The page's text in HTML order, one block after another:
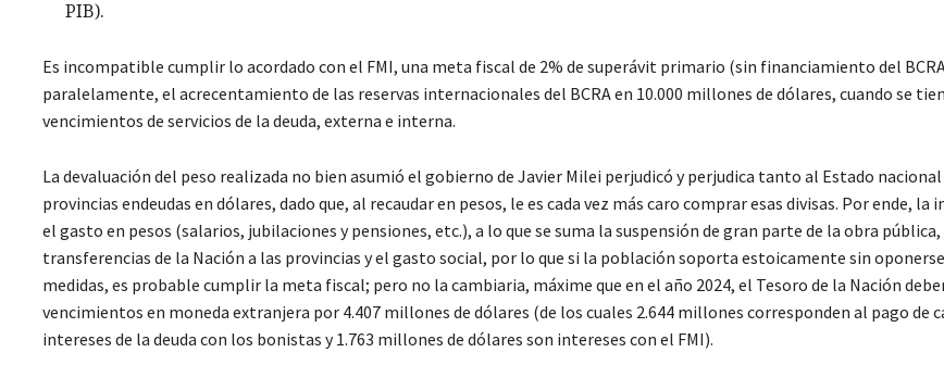
PIB).
Es incompatible cumplir lo acordado con el FMI, una meta fiscal de 2% de superávit primario (sin financiamiento del
paralelamente, el acrecentamiento de las reservas internacionales del BCRA en 10.000 millones de dólares, cuando se
vencimientos de servicios de la deuda, externa e interna.
La devaluación del peso realizada no bien asumió el gobierno de Javier Milei perjudicó y perjudica tanto al Estado
provincias endeudas en dólares, dado que, al recaudar en pesos, le es cada vez más caro comprar esas divisas. Por ende, la
el gasto en pesos (salarios, jubilaciones y pensiones, etc.), a lo que se suma la suspensión de gran parte de la obra
transferencias de la Nación a las provincias y el gasto social, por lo que si la población soporta estoicamente sin
medidas, es probable cumplir la meta fiscal; pero no la cambiaria, máxime que en el año 2024, el Tesoro de la Nación
vencimientos en moneda extranjera por 4.407 millones de dólares (de los cuales 2.644 millones corresponden al pago de
intereses de la deuda con los bonistas y 1.763 millones de dólares son intereses con el FMI).